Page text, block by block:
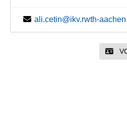
ali.cetin@ikv.rwth-